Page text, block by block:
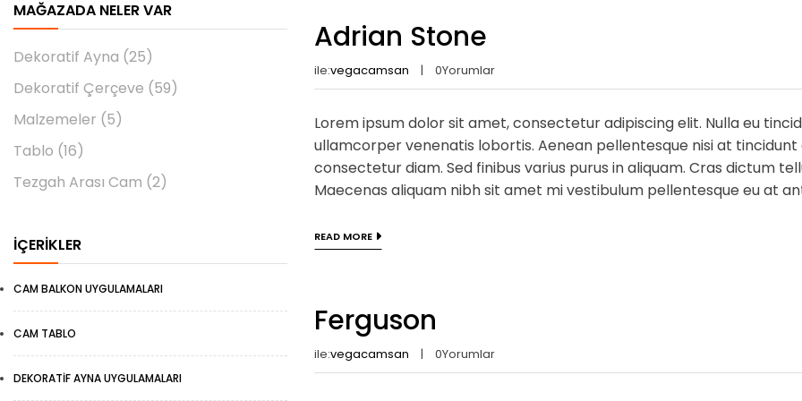
MAĞAZADA NELER VAR
Dekoratif Ayna (25)
Dekoratif Çerçeve (59)
Malzemeler (5)
Tablo (16)
Tezgah Arası Cam (2)
İÇERIKLER
CAM BALKON UYGULAMALARI
CAM TABLO
DEKORATIF AYNA UYGULAMALARI
Adrian Stone
ile:vegacamsan 0Yorumlar
Lorem ipsum dolor sit amet, consectetur adipiscing elit. Nulla eu
ullamcorper venenatis lobortis. Aenean pellentesque nisi at
consectetur diam. Sed finibus varius purus in aliquam. Cras dictum
Maecenas aliquam nibh sit amet mi vestibulum pellentesque eu at
READ MORE
Ferguson
ile:vegacamsan 0Yorumlar